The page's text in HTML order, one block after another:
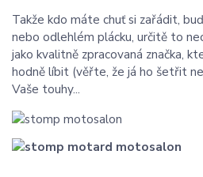
Takže kdo máte chuť si zařádit,
nebo odlehlém plácku, určitě to
jako kvalitně zpracovaná značka,
hodně líbit (věřte, že já ho šetřit
Vaše touhy...